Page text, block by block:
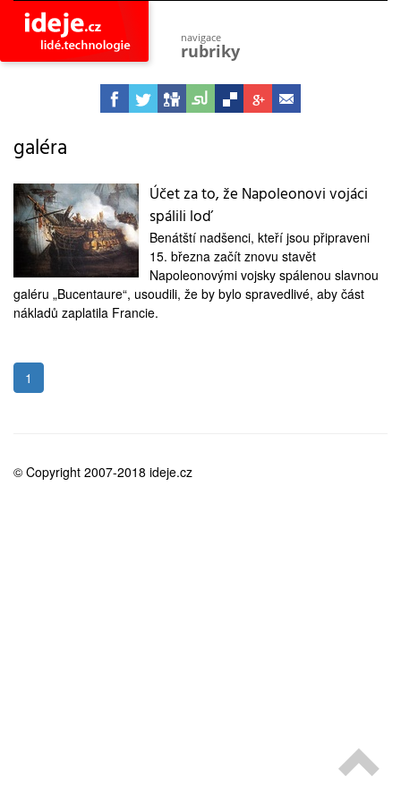
navigace
rubriky
astro
vesmír
společnost
objevy
vynálezy
planeta
přiroda
pokrok
galéra
Účet za to, že Napoleonovi vojáci
spálili loď
Benátští nadšenci, kteří jsou připraveni
15. března začít znovu stavět
Napoleonovými vojsky spálenou slavnou
galéru „Bucentaure“, usoudili, že by bylo spravedlivé, aby část
nákladů zaplatila Francie.
1
© Copyright 2007-2018 ideje.cz